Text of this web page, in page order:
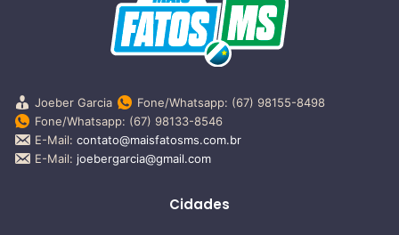
Joeber Garcia
Fone/Whatsapp: (67) 98155-8498
Fone/Whatsapp: (67) 98133-8546
E-Mail: contato@maisfatosms.com.br
E-Mail: joebergarcia@gmail.com
Cidades